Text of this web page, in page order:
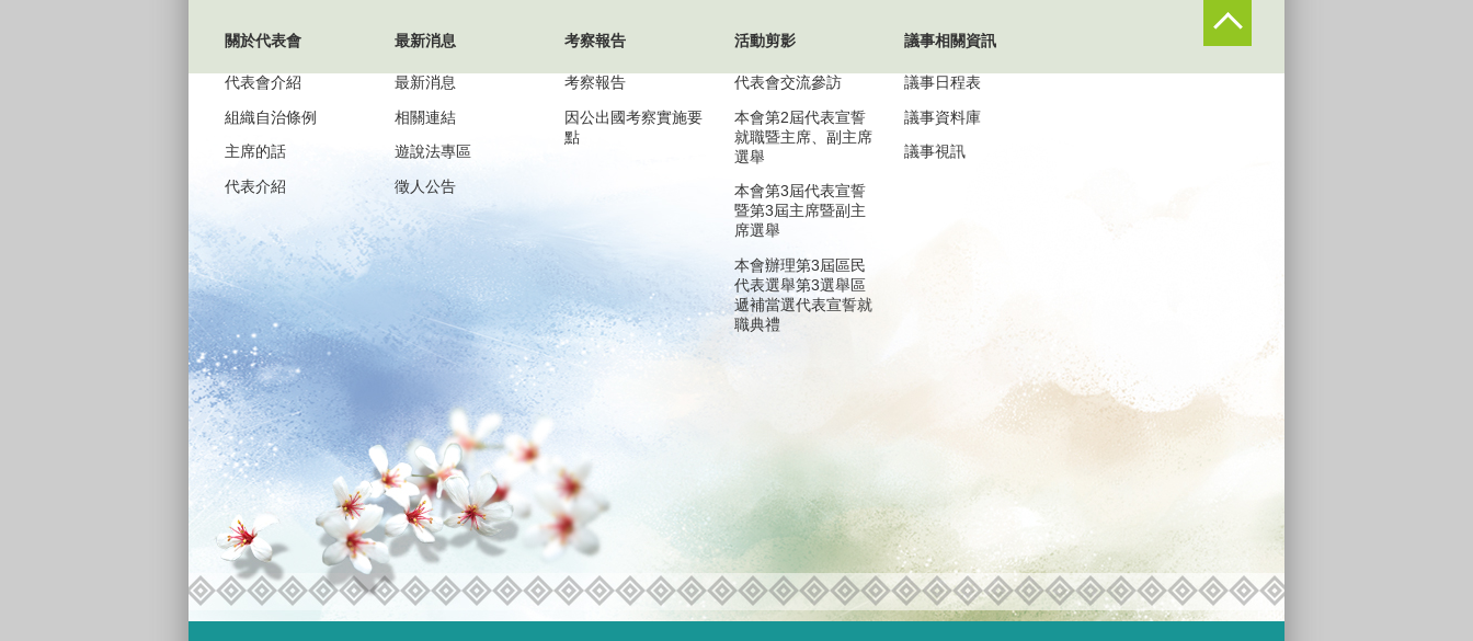
關於代表會
代表會介紹
組織自治條例
主席的話
代表介紹
最新消息
最新消息
相關連結
遊說法專區
徵人公告
考察報告
考察報告
因公出國考察實施要
點
活動剪影
代表會交流參訪
本會第2屆代表宣誓
就職暨主席、副主席
選舉
本會第3屆代表宣誓
暨第3屆主席暨副主
席選舉
本會辦理第3屆區民
代表選舉第3選舉區
遞補當選代表宣誓就
職典禮
議事相關資訊
議事日程表
議事資料庫
議事視訊